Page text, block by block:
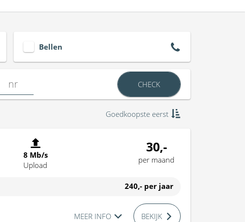
Bellen
CHECK
Goedkoopste eerst
8 Mb/s
Upload
30,-
per maand
240,- per jaar
MEER INFO BEKIJK